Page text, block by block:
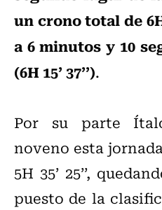
un crono total de 6H
a 6 minutos y 10
(6H 15’ 37’’).
Por su parte
noveno esta
5H 35’ 25’’,
puesto de la